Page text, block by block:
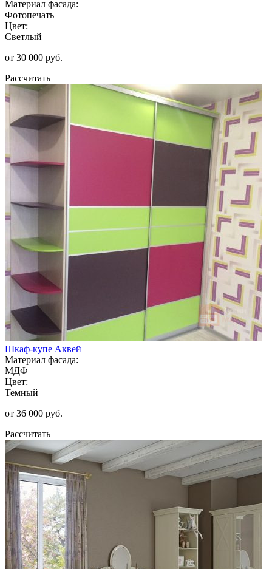
Материал фасада:
Фотопечать
Цвет:
Светлый
от 30 000 руб.
Рассчитать
Шкаф-купе Аквей
Материал фасада:
МДФ
Цвет:
Темный
от 36 000 руб.
Рассчитать